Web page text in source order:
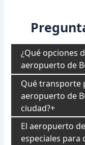
¿Qué opciones
aeropuerto de
Qué transporte
aeropuerto de
ciudad?
El aeropuerto
especiales para